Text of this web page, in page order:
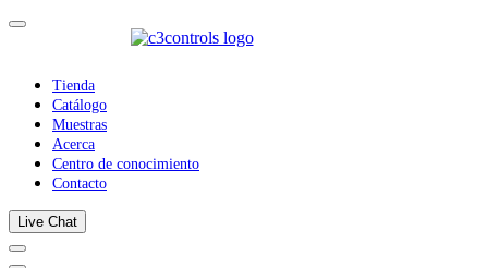
Tienda
Catálogo
Muestras
Acerca
Centro de conocimiento
Contacto
Live Chat